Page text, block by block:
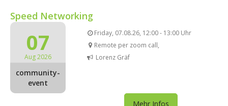
Speed Networking
07
Aug 2026
community-
event
Friday, 07.08.26, 12:00 - 13:00 Uhr
Remote per zoom call,
Lorenz Gräf
Mehr Infos